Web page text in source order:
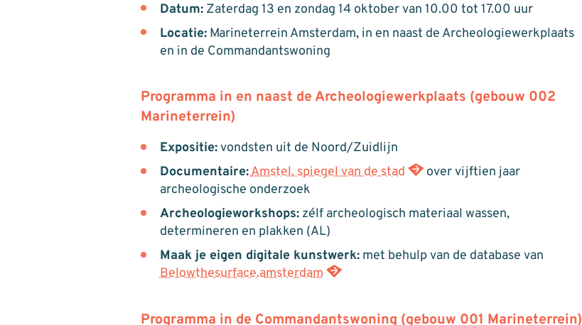
Datum:Zaterdag 13 en zondag 14 oktober van 10.00 tot 17.00 uur
Locatie:Marineterrein Amsterdam, in en naast de Archeologiewerkplaats
en in de Commandantswoning
Programma in en naast de Archeologiewerkplaats (gebouw 002
Marineterrein)
Expositie:vondsten uit de Noord/Zuidlijn
Documentaire:Amstel, spiegel van de stad
over vijftien jaar
archeologische onderzoek
Archeologieworkshops:zélf archeologisch materiaal wassen,
determineren en plakken (AL)
Maak je eigen digitale kunstwerk:met behulp van de database van
Belowthesurface.amsterdam
Programma in de Commandantswoning (gebouw 001 Marineterrein)